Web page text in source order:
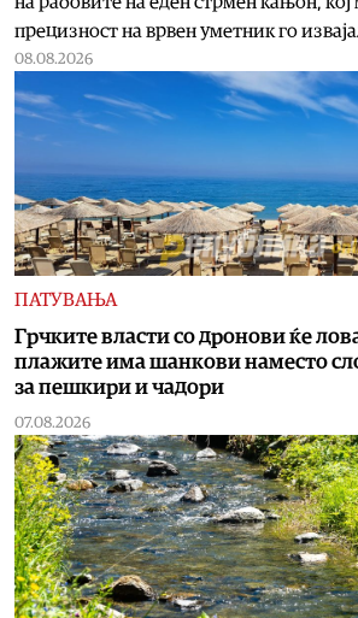
прецизност на врвен уметник го
08.08.2026
ПАТУВАЊА
Грчките власти со дронови ќе
плажите има шанкови наместо
за пешкири и чадори
07.08.2026